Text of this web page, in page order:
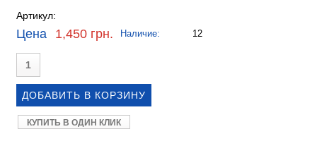
Артикул:
Цена 1,450 грн. Наличие: 12
КУПИТЬ В ОДИН КЛИК